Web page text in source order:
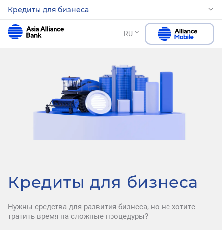
Кредиты для бизнеса
RU
Кредиты для бизнеса
Нужны средства для развития бизнеса, но не хотите
тратить время на сложные процедуры?